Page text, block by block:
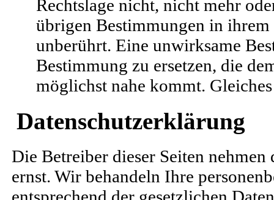
Rechtslage nicht, nicht mehr
übrigen Bestimmungen in
unberührt. Eine unwirksame
Bestimmung zu ersetzen, die
möglichst nahe kommt.
Datenschutzerklärung
Die Betreiber dieser Seiten
ernst. Wir behandeln Ihre